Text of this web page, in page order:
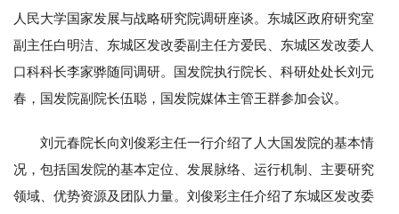
人民大学国家发展与战略研究院调研座谈。东城区政府研究室
副主任白明洁、东城区发改委副主任方爱民、东城区发改委人
口科科长李家骅随同调研。国发院执行院长、科研处处长刘元
春，国发院副院长伍聪，国发院媒体主管王群参加会议。
刘元春院长向刘俊彩主任一行介绍了人大国发院的基本情
况，包括国发院的基本定位、发展脉络、运行机制、主要研究
领域、优势资源及团队力量。刘俊彩主任介绍了东城区发改委